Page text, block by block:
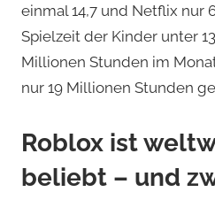
einmal 14,7 und Netflix nur
Spielzeit der Kinder unter
Millionen Stunden im
nur 19 Millionen Stunden
Roblox ist
beliebt – und